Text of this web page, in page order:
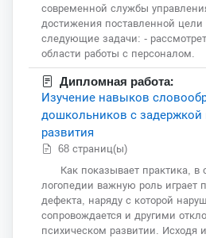
современной службы
достижения поставленной
следующие задачи: -
области работы с персоналом.
Дипломная работа:
Изучение навыков
дошкольников с задержкой
развития
68 страниц(ы)
Как показывает практика, в
логопедии важную роль играет
дефекта, наряду с которой
сопровождается и другими
психическом развитии. Исходя